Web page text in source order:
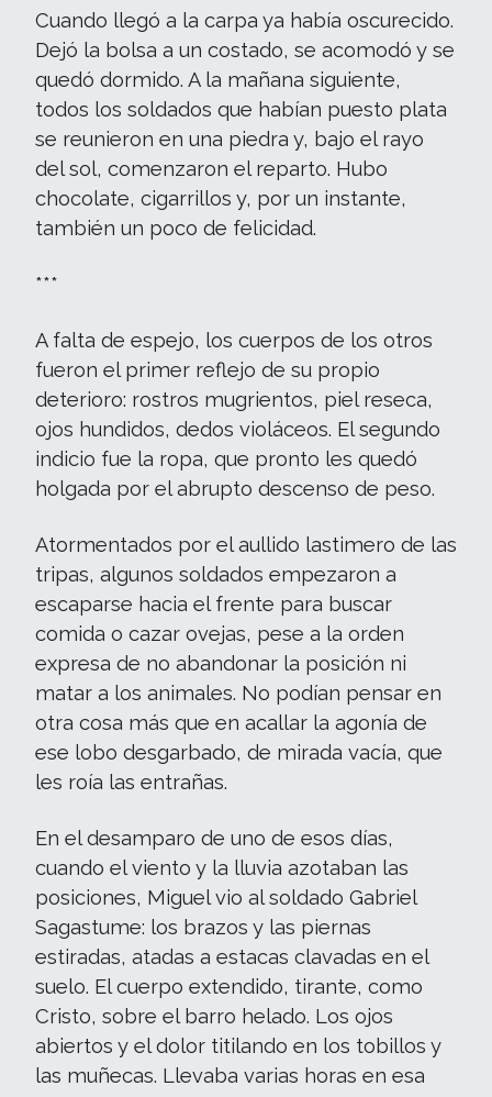
Cuando llegó a la carpa ya había oscurecido.
Dejó la bolsa a un costado, se acomodó y se
quedó dormido. A la mañana siguiente,
todos los soldados que habían puesto plata
se reunieron en una piedra y, bajo el rayo
del sol, comenzaron el reparto. Hubo
chocolate, cigarrillos y, por un instante,
también un poco de felicidad.
***
A falta de espejo, los cuerpos de los otros
fueron el primer reflejo de su propio
deterioro: rostros mugrientos, piel reseca,
ojos hundidos, dedos violáceos. El segundo
indicio fue la ropa, que pronto les quedó
holgada por el abrupto descenso de peso.
Atormentados por el aullido lastimero de las
tripas, algunos soldados empezaron a
escaparse hacia el frente para buscar
comida o cazar ovejas, pese a la orden
expresa de no abandonar la posición ni
matar a los animales. No podían pensar en
otra cosa más que en acallar la agonía de
ese lobo desgarbado, de mirada vacía, que
les roía las entrañas.
En el desamparo de uno de esos días,
cuando el viento y la lluvia azotaban las
posiciones, Miguel vio al soldado Gabriel
Sagastume: los brazos y las piernas
estiradas, atadas a estacas clavadas en el
suelo. El cuerpo extendido, tirante, como
Cristo, sobre el barro helado. Los ojos
abiertos y el dolor titilando en los tobillos y
las muñecas. Llevaba varias horas en esa